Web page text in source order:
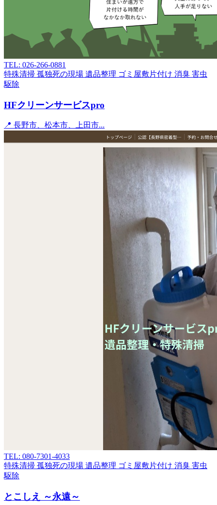
TEL: 026-266-0881
特殊清掃 孤独死の現場 遺品整理 ゴミ屋敷片付け 消臭 害虫
駆除
HFクリーンサービスpro
📍 長野市、松本市、上田市...
TEL: 080-7301-4033
特殊清掃 孤独死の現場 遺品整理 ゴミ屋敷片付け 消臭 害虫
駆除
とこしえ ～永遠～